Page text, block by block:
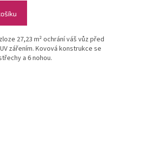
27,23 m² ochrání váš vůz před
zářením. Kovová konstrukce se
a 6 nohou.